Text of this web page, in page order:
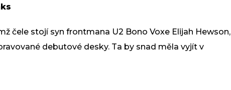
čele stojí syn frontmana U2 Bono Voxe Elijah Hewson,
debutové desky. Ta by snad měla vyjít v